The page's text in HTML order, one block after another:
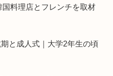
国料理店とフレンチを取材
と成人式｜大学2年生の頃